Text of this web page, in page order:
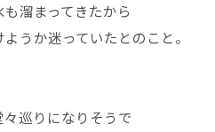
溜まってきたから
うか迷っていたとのこと。
巡りになりそうで